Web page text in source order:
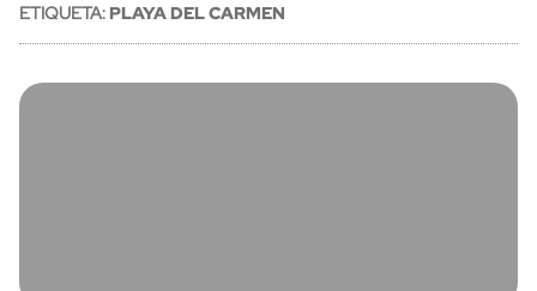
ETIQUETA:PLAYA DEL CARMEN